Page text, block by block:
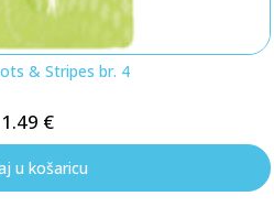
& Stripes br. 4
1.49 €
u košaricu